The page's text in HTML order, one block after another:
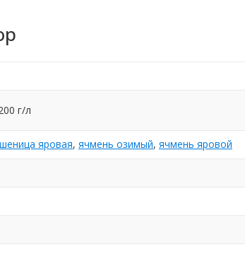
г/л
яровая, ячмень озимый, ячмень яровой